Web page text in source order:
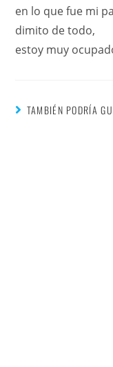
en lo que fue mi
dimito de todo,
estoy muy
TAMBIÉN PODRÍA